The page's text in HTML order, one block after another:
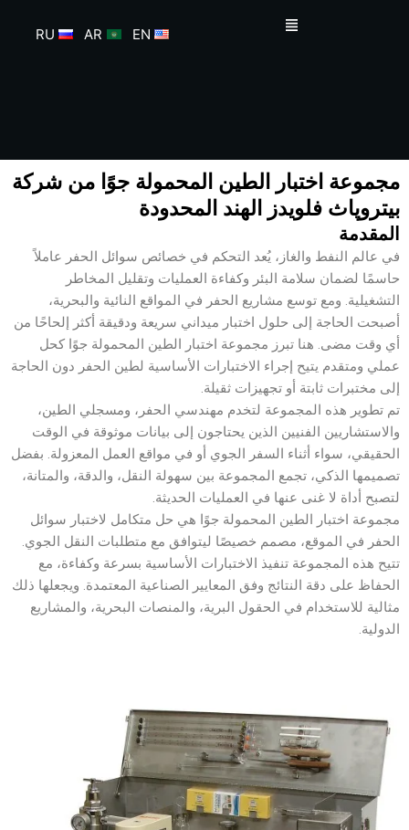
القائمة
EN
AR
RU
مجموعة اختبار الطين المحمولة جوًا من شركة
بيتروپاث فلويدز الهند المحدودة
المقدمة
في عالم النفط والغاز، يُعد التحكم في خصائص سوائل الحفر عاملاً
حاسمًا لضمان سلامة البئر وكفاءة العمليات وتقليل المخاطر
التشغيلية. ومع توسع مشاريع الحفر في المواقع النائية والبحرية،
أصبحت الحاجة إلى حلول اختبار ميداني سريعة ودقيقة أكثر إلحاحًا من
أي وقت مضى. هنا تبرز مجموعة اختبار الطين المحمولة جوًا كحل
عملي ومتقدم يتيح إجراء الاختبارات الأساسية لطين الحفر دون الحاجة
إلى مختبرات ثابتة أو تجهيزات ثقيلة.
تم تطوير هذه المجموعة لتخدم مهندسي الحفر، ومسجلي الطين،
والاستشاريين الفنيين الذين يحتاجون إلى بيانات موثوقة في الوقت
الحقيقي، سواء أثناء السفر الجوي أو في مواقع العمل المعزولة. بفضل
تصميمها الذكي، تجمع المجموعة بين سهولة النقل، والدقة، والمتانة،
لتصبح أداة لا غنى عنها في العمليات الحديثة.
مجموعة اختبار الطين المحمولة جوًا هي حل متكامل لاختبار سوائل
الحفر في الموقع، مصمم خصيصًا ليتوافق مع متطلبات النقل الجوي.
تتيح هذه المجموعة تنفيذ الاختبارات الأساسية بسرعة وكفاءة، مع
الحفاظ على دقة النتائج وفق المعايير الصناعية المعتمدة. ويجعلها ذلك
مثالية للاستخدام في الحقول البرية، والمنصات البحرية، والمشاريع
الدولية.